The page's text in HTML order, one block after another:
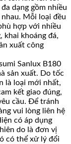
dạng gồm nhiều
Mỗi loại đều
hợp với nhiều
khai khoáng đá,
xuất công
Sanlux B180
sản xuất. Do tốc
là loại mới nhất,
kết giao đúng,
cầu. Để tránh
vui lòng liên hệ
có áp dụng
do là đơn vị
có thể xử lý đổi